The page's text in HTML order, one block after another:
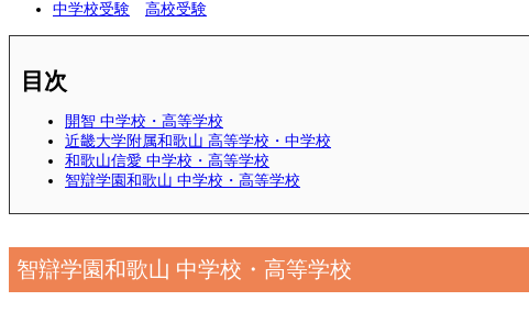
中学校受験
高校受験
目次
開智 中学校・高等学校
近畿大学附属和歌山 高等学校・中学校
和歌山信愛 中学校・高等学校
智辯学園和歌山 中学校・高等学校
智辯学園和歌山 中学校・高等学校